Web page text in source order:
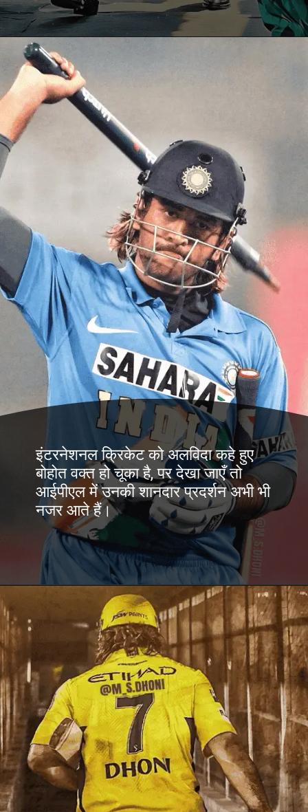
इंटरनेशनल क्रिकेट को अलविदा कहे हुए
बोहोत वक्त हो चूका है, पर देखा जाएँ तो
आईपीएल में उनकी शानदार प्रदर्शन अभी भी
नजर आते हैं।